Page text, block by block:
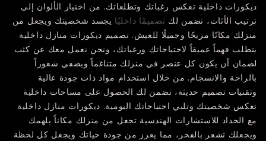
ديكورات داخلية تعكس رغباتك وتطلعاتك. من اختيار الألوان إلى
ترتيب الأثاث، نضمن لك تصميمًا داخليًا يجسد شخصيتك ويجعل من
منزلك مكانًا مريحًا وجميلًا للعيش. تصميم ديكورات منازل داخلية
يتطلب فهماً عميقاً لاحتياجاتك ورغباتك، ونحن نعمل معك عن كثب
لضمان أن يكون كل عنصر في منزلك متناغماً ويضفي شعوراً
بالراحة والانسجام. من خلال استخدام مواد ذات جودة عالية
وتقنيات تصميم حديثة، نضمن لك الحصول على مساحات داخلية
تعكس شخصيتك وتلبي احتياجاتك اليومية. ديكورات منازل داخلية
مع الحداد للاستشارات الهندسية تجعل من منزلك مكاناً يلهمك
ويجعلك تشعر بالفخر، مما يعزز من جودة حياتك ويجعل كل لحظة